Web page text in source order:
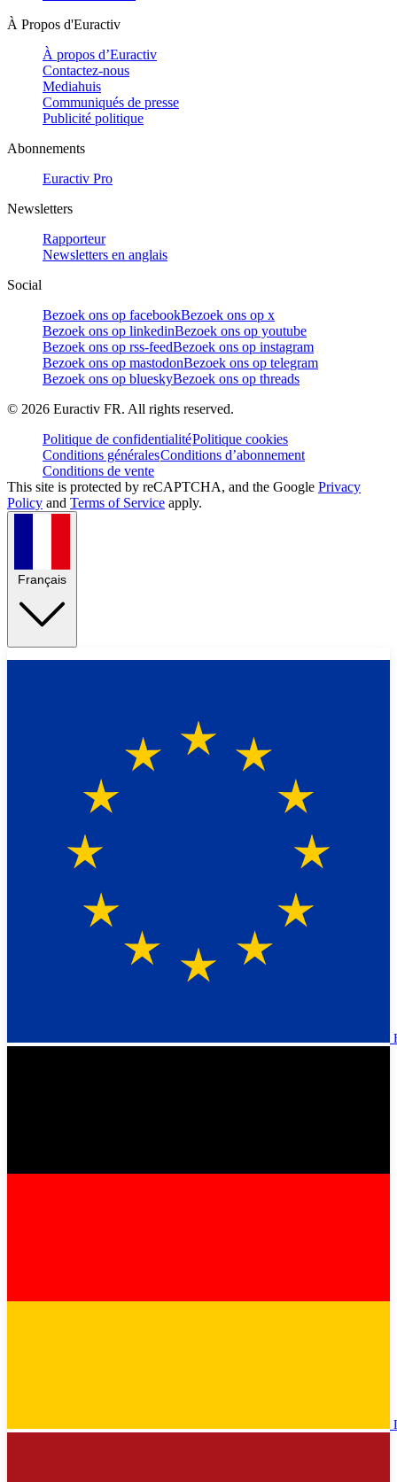
À Propos d'Euractiv
À propos d’Euractiv
Contactez-nous
Mediahuis
Communiqués de presse
Publicité politique
Abonnements
Euractiv Pro
Newsletters
Rapporteur
Newsletters en anglais
Social
Bezoek ons op facebookBezoek ons op x
Bezoek ons op linkedinBezoek ons op youtube
Bezoek ons op rss-feedBezoek ons op instagram
Bezoek ons op mastodonBezoek ons op telegram
Bezoek ons op blueskyBezoek ons op threads
© 2026 Euractiv FR. All rights reserved.
Politique de confidentialitéPolitique cookies
Conditions généralesConditions d’abonnement
Conditions de vente
This site is protected by reCAPTCHA, and the Google Privacy
Policy and Terms of Service apply.
Français